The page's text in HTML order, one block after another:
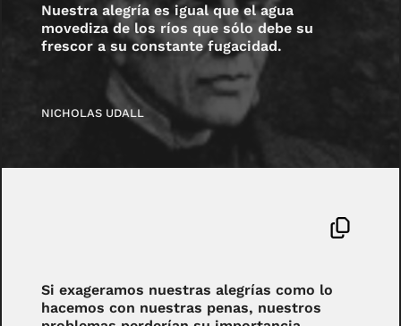
Nuestra alegría es igual que el agua
movediza de los ríos que sólo debe su
frescor a su constante fugacidad.
NICHOLAS UDALL
Si exageramos nuestras alegrías como lo
hacemos con nuestras penas, nuestros